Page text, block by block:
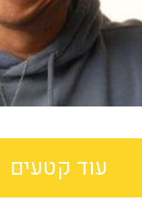
עוד קטעים